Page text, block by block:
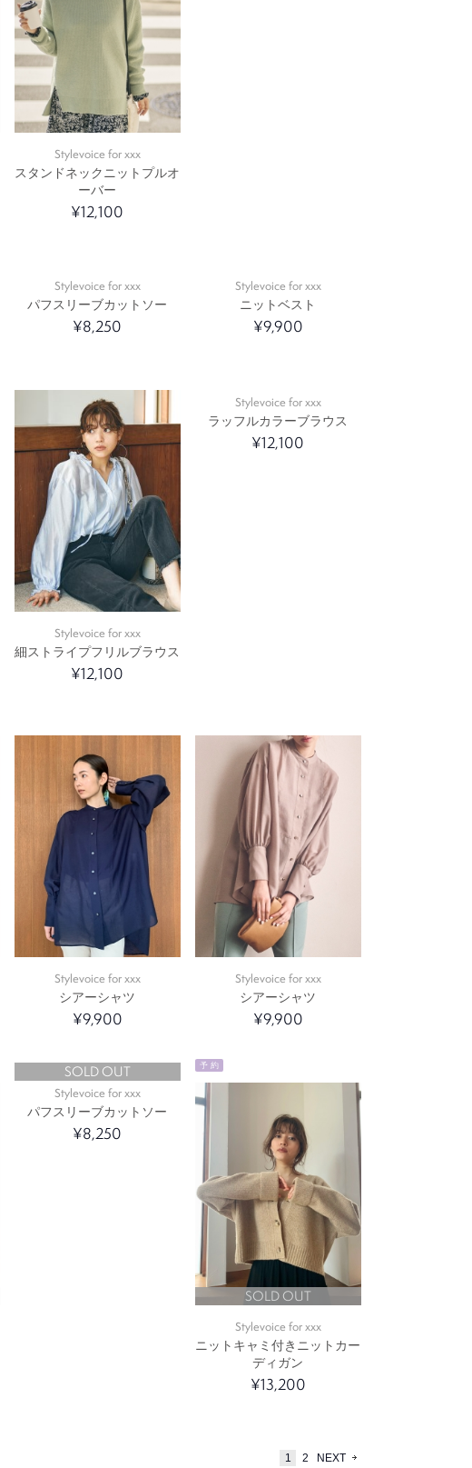
Stylevoice for xxx
スタンドネックニットプルオ
ーバー
¥12,100
Stylevoice for xxx
パフスリーブカットソー
¥8,250
Stylevoice for xxx
ニットベスト
¥9,900
Stylevoice for xxx
細ストライプフリルブラウス
¥12,100
Stylevoice for xxx
ラッフルカラーブラウス
¥12,100
Stylevoice for xxx
シアーシャツ
¥9,900
Stylevoice for xxx
シアーシャツ
¥9,900
SOLD OUT
Stylevoice for xxx
パフスリーブカットソー
¥8,250
予 約
SOLD OUT
Stylevoice for xxx
ニットキャミ付きニットカー
ディガン
¥13,200
1 2 NEXT